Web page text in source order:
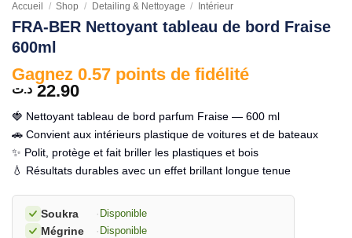
Accueil / Shop / Detailing & Nettoyage / Intérieur
FRA-BER Nettoyant tableau de bord Fraise
600ml
Gagnez 0.57 points de fidélité
22.90 د.ت
🍓 Nettoyant tableau de bord parfum Fraise — 600 ml
🚗 Convient aux intérieurs plastique de voitures et de bateaux
✨ Polit, protège et fait briller les plastiques et bois
💧 Résultats durables avec un effet brillant longue tenue
Soukra · Disponible
Mégrine · Disponible